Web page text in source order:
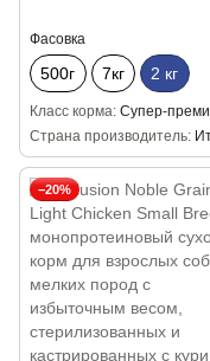
Фасовка
500г 7кг 2 кг
Класс корма Супер-
Страна производитель
−20%